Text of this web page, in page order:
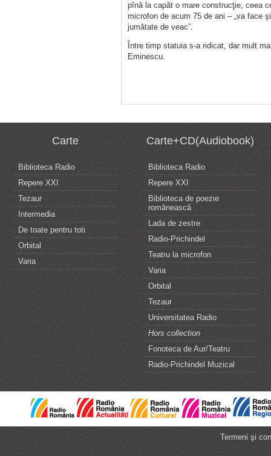
pînă la capăt o mare construcţie, ceea
microfon de acum 75 de ani – „va face
jumătate de veac”.
Între timp statuia s-a ridicat, dar mult
Eminescu.
Carte
Biblioteca Radio
Repere XXI
Tezaur
Intermedia
De toate pentru toti
Orbital
Varia
Carte+CD(Audiobook)
Biblioteca Radio
Repere XXI
Biblioteca de poezie
românească
Lada de zestre
Radio-Prichindel
Teatru la microfon
Varia
Orbital
Tezaur
Universitatea Radio
Hors collection
Fonoteca de Aur/Teatru
Radio-Prichindel Muzical
Termeni şi